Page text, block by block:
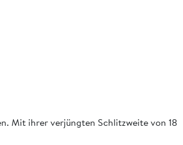
Mit ihrer verjüngten Schlitzweite von 18